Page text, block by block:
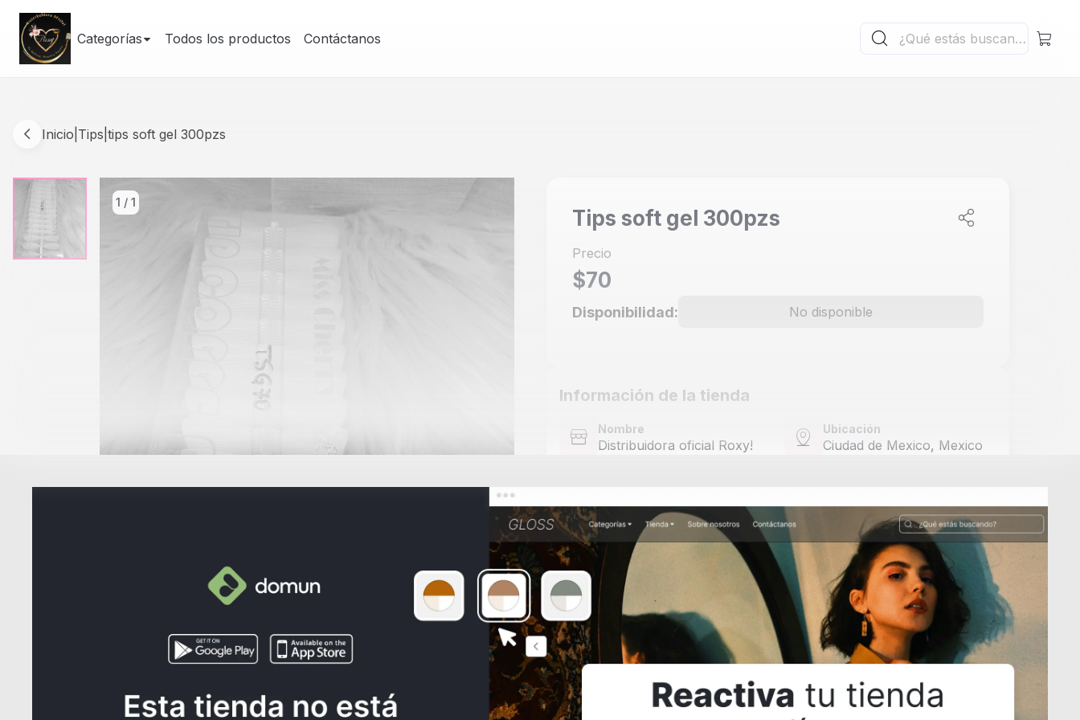
Categorías Todos los productos Contáctanos
Inicio Tips tips soft gel 300pzs
1 / 1
tips soft gel 300pzs
Precio
$70
Disponibilidad: No disponible
Información de la tienda
Nombre
Distribuidora oficial Roxy!
Ubicación
Ciudad de Mexico, Mexico
Precio
$70
Agregar